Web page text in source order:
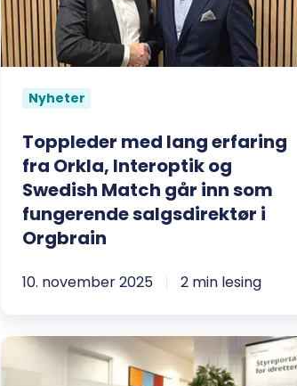
fra
Orkla,
Interoptik
Swedish
Match
går
inn
som
fungerende
Nyheter
Toppleder med lang erfaring
fra Orkla, Interoptik og
Swedish Match går inn som
fungerende salgsdirektør i
Orgbrain
10. november 2025 2 min lesing
Hvordan
Drammen